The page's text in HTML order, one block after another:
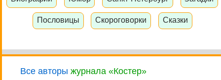
Пословицы Скороговорки Сказки
Все авторы журнала «Костер»